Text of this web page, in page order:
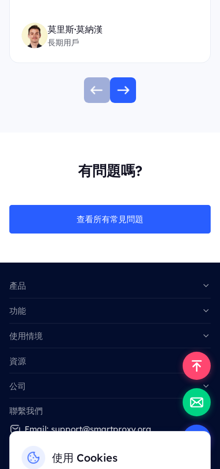
莫里斯·莫納漢
長期用戶
有問題嗎?
查看所有常見問題
使用 Cookies
產品
功能
使用情境
資源
公司
聯繫我們
Email: support@smartproxy.org